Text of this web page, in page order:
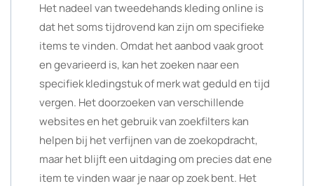
Het nadeel van tweedehands kleding online is
dat het soms tijdrovend kan zijn om specifieke
items te vinden. Omdat het aanbod vaak groot
en gevarieerd is, kan het zoeken naar een
specifiek kledingstuk of merk wat geduld en tijd
vergen. Het doorzoeken van verschillende
websites en het gebruik van zoekfilters kan
helpen bij het verfijnen van de zoekopdracht,
maar het blijft een uitdaging om precies dat ene
item te vinden waar je naar op zoek bent. Het